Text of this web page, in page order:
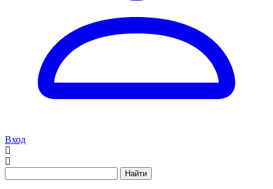
Вход
Найти